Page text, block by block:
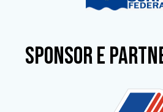
SPONSOR e